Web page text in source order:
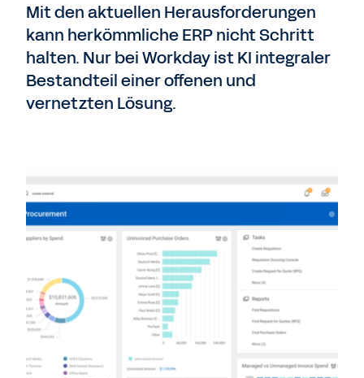
Mit den aktuellen Herausforderungen
kann herkömmliche ERP nicht Schritt
halten. Nur bei Workday ist KI integraler
Bestandteil einer offenen und
vernetzten Lösung.